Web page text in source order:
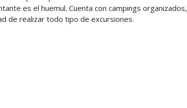
es el huemul. Cuenta con campings organizados,
de realizar todo tipo de excursiones.